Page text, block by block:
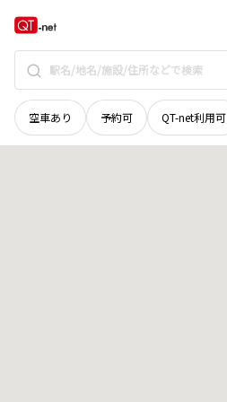
空車あり 予約可 QT-net利用可
島根県